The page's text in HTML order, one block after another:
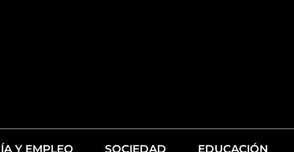
Y EMPLEO SOCIEDAD EDUCACIÓN